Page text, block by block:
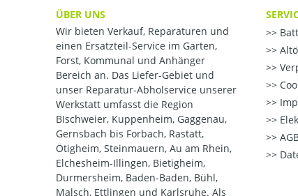
ÜBER UNS
Wir bieten Verkauf, Reparaturen und
einen Ersatzteil-Service im Garten,
Forst, Kommunal und Anhänger
Bereich an. Das Liefer-Gebiet und
unser Reparatur-Abholservice unserer
Werkstatt umfasst die Region
BIschweier, Kuppenheim, Gaggenau,
Gernsbach bis Forbach, Rastatt,
Ötigheim, Steinmauern, Au am Rhein,
Elchesheim-Illingen, Bietigheim,
Durmersheim, Baden-Baden, Bühl,
Malsch, Ettlingen und Karlsruhe. Als